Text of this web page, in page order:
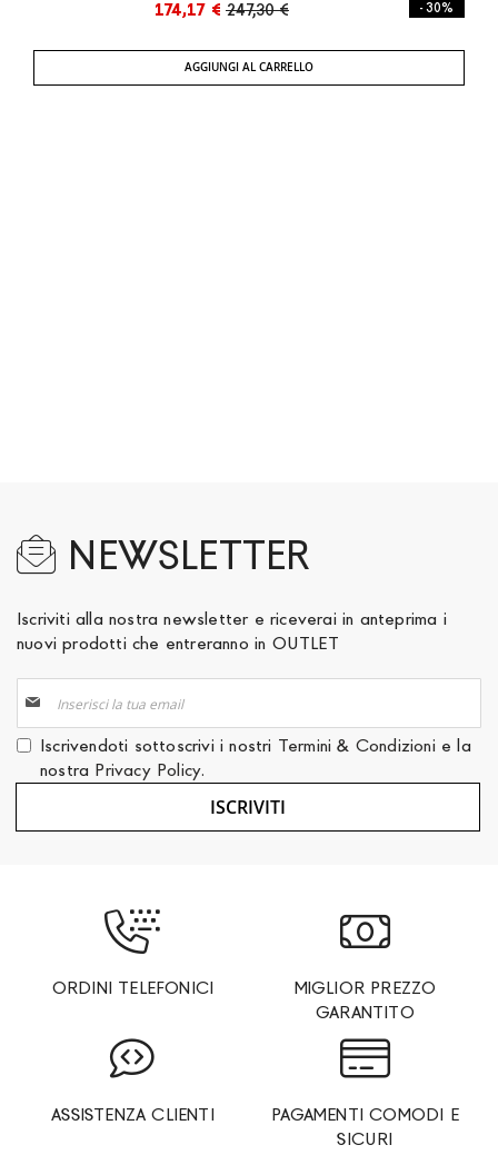
174,17 € 247,30 € - 30%
AGGIUNGI AL CARRELLO
NEWSLETTER
Iscriviti alla nostra newsletter e riceverai in anteprima i
nuovi prodotti che entreranno in OUTLET
alla
nostra
Newsletter:
Iscrivendoti sottoscrivi i nostri Termini & Condizioni e la
nostra Privacy Policy.
ISCRIVITI
ORDINI TELEFONICI
MIGLIOR PREZZO
GARANTITO
ASSISTENZA CLIENTI
PAGAMENTI COMODI E
SICURI